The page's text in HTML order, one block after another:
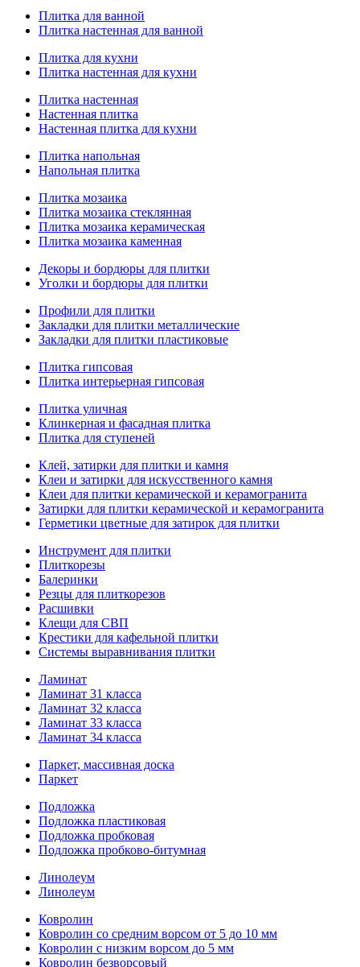
Плитка для ванной
Плитка настенная для ванной
Плитка для кухни
Плитка настенная для кухни
Плитка настенная
Настенная плитка
Настенная плитка для кухни
Плитка напольная
Напольная плитка
Плитка мозаика
Плитка мозаика стеклянная
Плитка мозаика керамическая
Плитка мозаика каменная
Декоры и бордюры для плитки
Уголки и бордюры для плитки
Профили для плитки
Закладки для плитки металлические
Закладки для плитки пластиковые
Плитка гипсовая
Плитка интерьерная гипсовая
Плитка уличная
Клинкерная и фасадная плитка
Плитка для ступеней
Клей, затирки для плитки и камня
Клеи и затирки для искусственного камня
Клеи для плитки керамической и керамогранита
Затирки для плитки керамической и керамогранита
Герметики цветные для затирок для плитки
Инструмент для плитки
Плиткорезы
Балеринки
Резцы для плиткорезов
Расшивки
Клещи для СВП
Крестики для кафельной плитки
Системы выравнивания плитки
Ламинат
Ламинат 31 класса
Ламинат 32 класса
Ламинат 33 класса
Ламинат 34 класса
Паркет, массивная доска
Паркет
Подложка
Подложка пластиковая
Подложка пробковая
Подложка пробково-битумная
Линолеум
Линолеум
Ковролин
Ковролин со средним ворсом от 5 до 10 мм
Ковролин с низким ворсом до 5 мм
Ковролин безворсовый